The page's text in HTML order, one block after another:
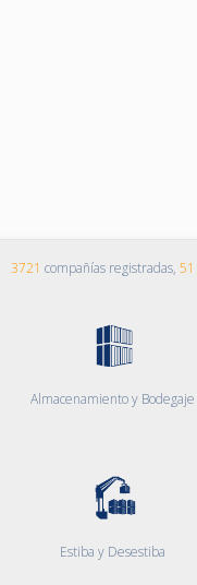
3721 compañías registradas, 51
Almacenamiento y Bodegaje
Estiba y Desestiba